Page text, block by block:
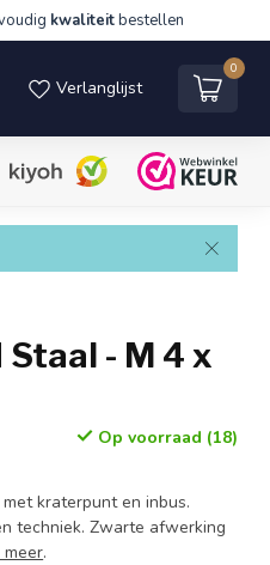
kwaliteitbestellen
Verlanglijst
0
- M 4 x
Op voorraad (18)
kraterpunt en inbus.
techniek. Zwarte afwerking
meer.